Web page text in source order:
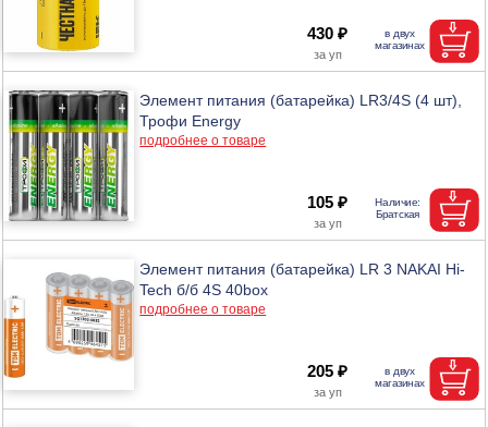
430 ₽
Элемент питания (батарейка) LR3/4S (4 шт),
Трофи Energy
подробнее о товаре
105 ₽
Элемент питания (батарейка) LR 3 NAKAI Hi-
Tech б/б 4S 40box
подробнее о товаре
205 ₽